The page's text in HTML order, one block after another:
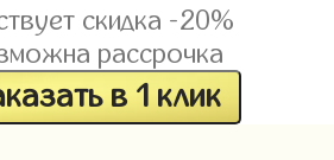
скидка -20%
рассрочка
в 1 клик